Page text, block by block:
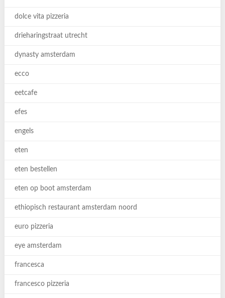
dolce vita pizzeria
drieharingstraat utrecht
dynasty amsterdam
ecco
eetcafe
efes
engels
eten
eten bestellen
eten op boot amsterdam
ethiopisch restaurant amsterdam noord
euro pizzeria
eye amsterdam
francesca
francesco pizzeria